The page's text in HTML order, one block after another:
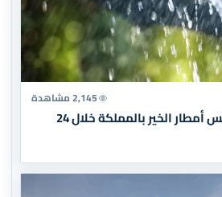
2,145 مشاهدة
في عز الصيف.. مقاييس أمطار الخير بالمملكة خلال 24